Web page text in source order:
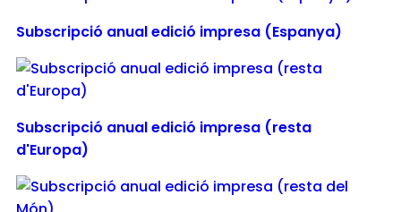
Subscripció anual edició impresa (Espanya)
Subscripció anual edició impresa (resta
d'Europa)